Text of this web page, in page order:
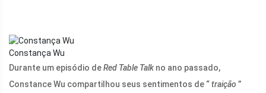
Constança Wu
Durante um episódio deRed Table Talk no ano passado,
Constance Wu compartilhou seus sentimentos de “traição ”